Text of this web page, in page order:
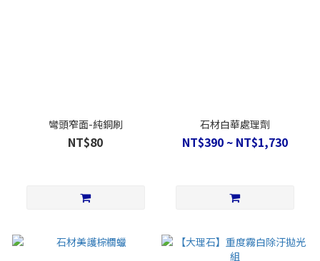
彎頭窄面-純銅刷
NT$80
石材白華處理劑
NT$390 ~ NT$1,730